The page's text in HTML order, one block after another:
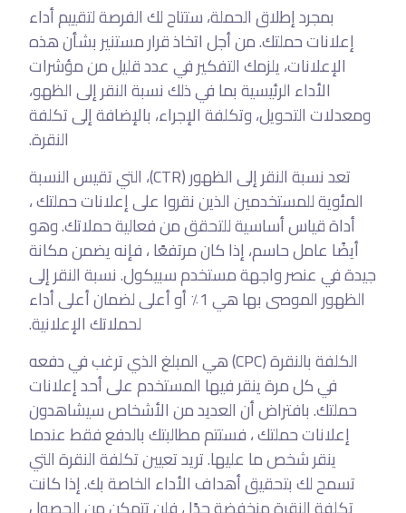
بمجرد إطلاق الحملة، ستتاح لك الفرصة لتقييم أداء
إعلانات حملتك. من أجل اتخاذ قرار مستنير بشأن هذه
الإعلانات، يلزمك التفكير في عدد قليل من مؤشرات
الأداء الرئيسية بما في ذلك نسبة النقر إلى الظهو،
ومعدلات التحويل، وتكلفة الإجراء، بالإضافة إلى تكلفة
النقرة.
تعد نسبة النقر إلى الظهور (CTR)، التي تقيس النسبة
المئوية للمستخدمين الذين نقروا على إعلانات حملتك ،
أداة قياس أساسية للتحقق من فعالية حملاتك. وهو
أيضًا عامل حاسم، إذا كان مرتفعًا ، فإنه يضمن مكانة
جيدة في عنصر واجهة مستخدم سبيكول. نسبة النقر إلى
الظهور الموصى بها هي 1٪ أو أعلى لضمان أعلى أداء
لحملاتك الإعلانية.
الكلفة بالنقرة (CPC) هي المبلغ الذي ترغب في دفعه
في كل مرة ينقر فيها المستخدم على أحد إعلانات
حملتك. بافتراض أن العديد من الأشخاص سيشاهدون
إعلانات حملتك ، فستتم مطالبتك بالدفع فقط عندما
ينقر شخص ما عليها. تريد تعيين تكلفة النقرة التي
تسمح لك بتحقيق أهداف الأداء الخاصة بك. إذا كانت